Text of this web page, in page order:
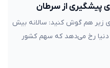
پیشگیری از سرطان
زیر هم گوش کنید: سالانه بیش
دنیا رخ می‌دهد که سهم کشور